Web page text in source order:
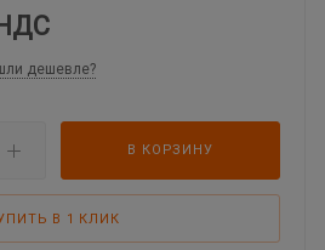
дешевле?
В КОРЗИНУ
В 1 КЛИК